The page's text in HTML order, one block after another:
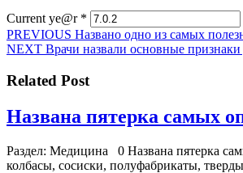
Current ye@r *
Навигация
по
записям
PREVIOUS Предыдущая
запись:
Названо одно из самых
NEXT Следующая
Врачи назвали основные
Related Post
Названа пятерка самых
Раздел: Медицина 0 Названа пятерка
колбасы, сосиски, полуфабрикаты,